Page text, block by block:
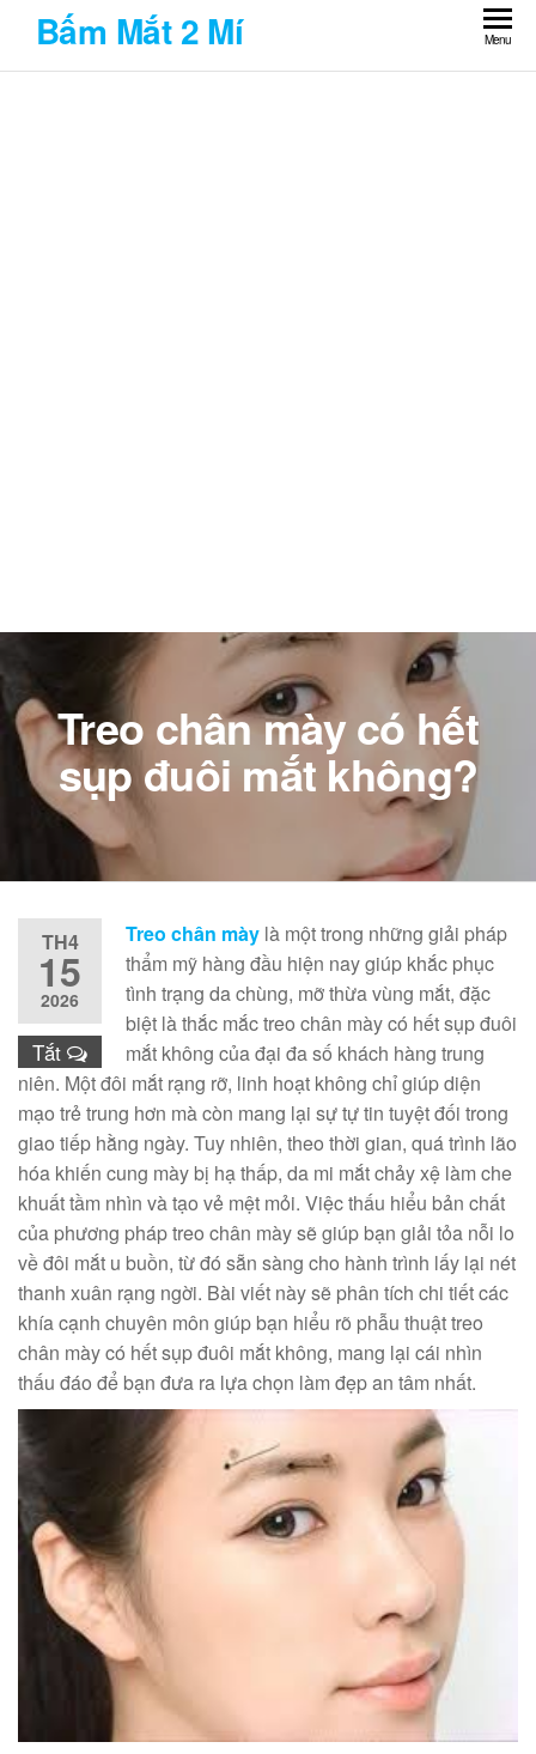
the
Bấm Mắt 2 Mí Menu
Treo chân mày có hết
sụp đuôi mắt không?
TH4
15
2026
Tắt
Treo chân mày là một trong những giải pháp
thẩm mỹ hàng đầu hiện nay giúp khắc phục
tình trạng da chùng, mỡ thừa vùng mắt, đặc
biệt là thắc mắc treo chân mày có hết sụp đuôi
mắt không của đại đa số khách hàng trung
niên. Một đôi mắt rạng rỡ, linh hoạt không chỉ giúp diện
mạo trẻ trung hơn mà còn mang lại sự tự tin tuyệt đối trong
giao tiếp hằng ngày. Tuy nhiên, theo thời gian, quá trình lão
hóa khiến cung mày bị hạ thấp, da mi mắt chảy xệ làm che
khuất tầm nhìn và tạo vẻ mệt mỏi. Việc thấu hiểu bản chất
của phương pháp treo chân mày sẽ giúp bạn giải tỏa nỗi lo
về đôi mắt u buồn, từ đó sẵn sàng cho hành trình lấy lại nét
thanh xuân rạng ngời. Bài viết này sẽ phân tích chi tiết các
khía cạnh chuyên môn giúp bạn hiểu rõ phẫu thuật treo
chân mày có hết sụp đuôi mắt không, mang lại cái nhìn
thấu đáo để bạn đưa ra lựa chọn làm đẹp an tâm nhất.